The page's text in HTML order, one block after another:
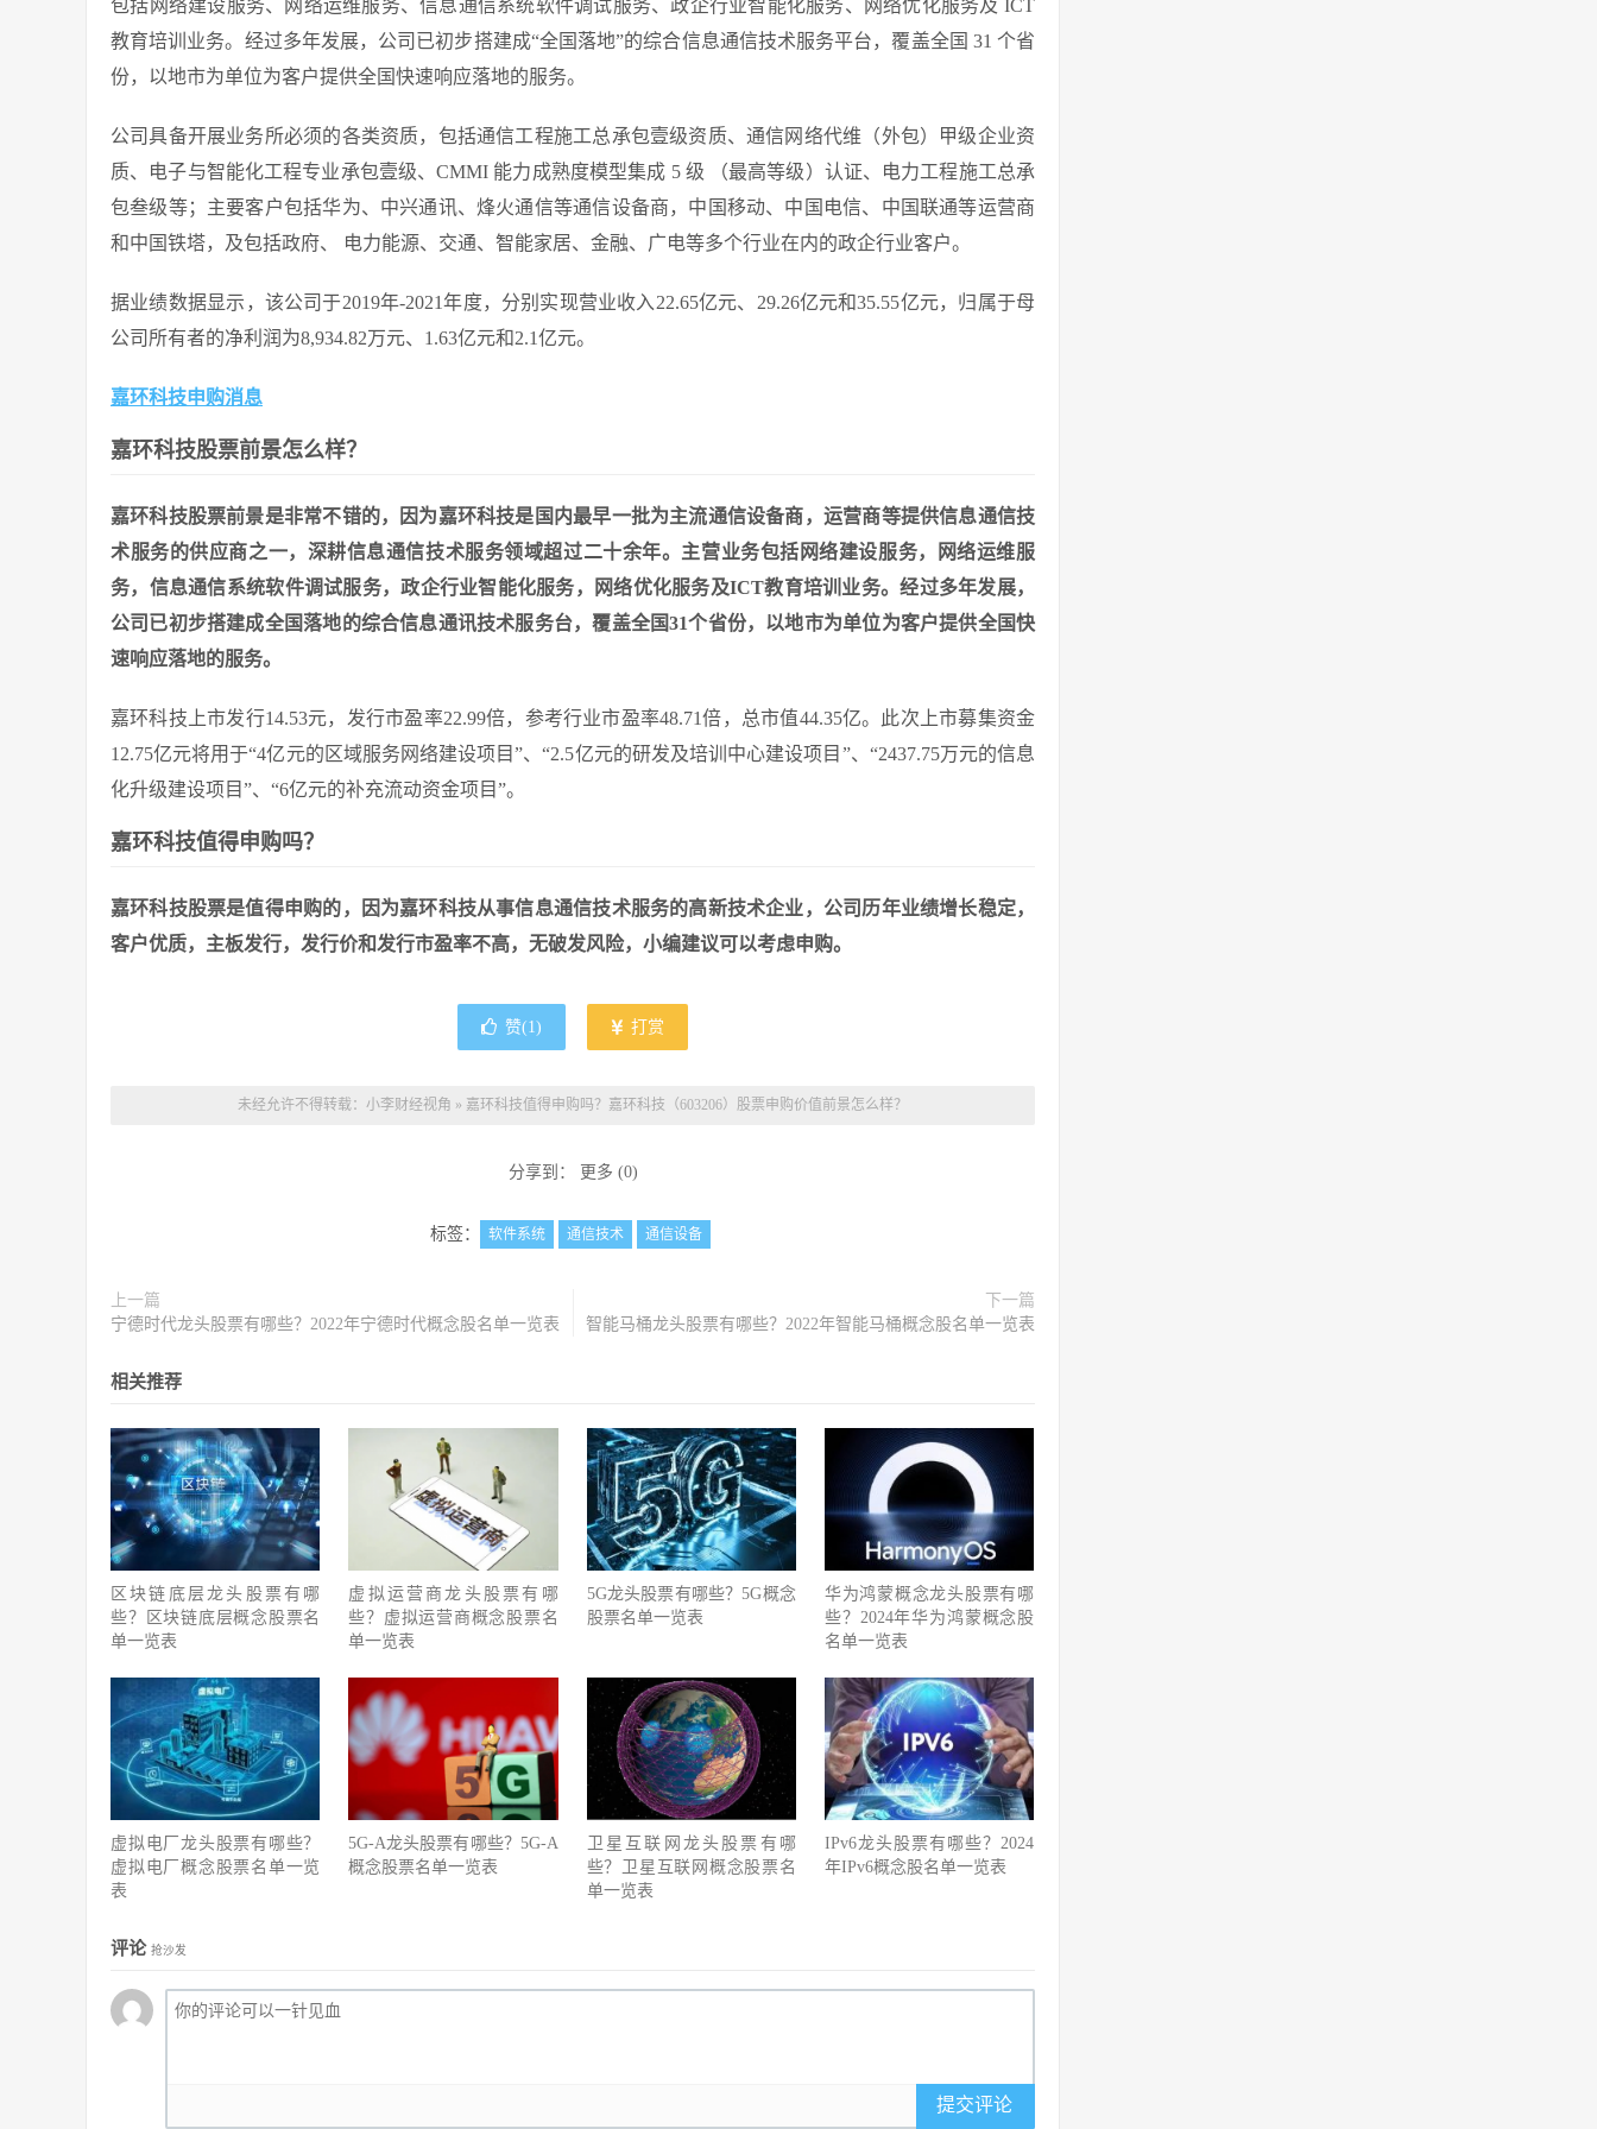
包括网络建设服务、网络运维服务、信息通信系统软件调试服务、政企行业智能化服务、网络优化服务及 ICT
教育培训业务。经过多年发展，公司已初步搭建成“全国落地”的综合信息通信技术服务平台，覆盖全国 31 个省
份，以地市为单位为客户提供全国快速响应落地的服务。
公司具备开展业务所必须的各类资质，包括通信工程施工总承包壹级资质、通信网络代维（外包）甲级企业资
质、电子与智能化工程专业承包壹级、CMMI 能力成熟度模型集成 5 级 （最高等级）认证、电力工程施工总承
包叁级等；主要客户包括华为、中兴通讯、烽火通信等通信设备商，中国移动、中国电信、中国联通等运营商
和中国铁塔，及包括政府、 电力能源、交通、智能家居、金融、广电等多个行业在内的政企行业客户。
据业绩数据显示，该公司于2019年-2021年度，分别实现营业收入22.65亿元、29.26亿元和35.55亿元，归属于母
公司所有者的净利润为8,934.82万元、1.63亿元和2.1亿元。
嘉环科技申购消息
嘉环科技股票前景怎么样？
嘉环科技股票前景是非常不错的，因为嘉环科技是国内最早一批为主流通信设备商，运营商等提供信息通信技
术服务的供应商之一，深耕信息通信技术服务领域超过二十余年。主营业务包括网络建设服务，网络运维服
务，信息通信系统软件调试服务，政企行业智能化服务，网络优化服务及ICT教育培训业务。经过多年发展，
公司已初步搭建成全国落地的综合信息通讯技术服务台，覆盖全国31个省份，以地市为单位为客户提供全国快
速响应落地的服务。
嘉环科技上市发行14.53元，发行市盈率22.99倍，参考行业市盈率48.71倍，总市值44.35亿。此次上市募集资金
12.75亿元将用于“4亿元的区域服务网络建设项目”、“2.5亿元的研发及培训中心建设项目”、“2437.75万元的信息
化升级建设项目”、“6亿元的补充流动资金项目”。
嘉环科技值得申购吗？
嘉环科技股票是值得申购的，因为嘉环科技从事信息通信技术服务的高新技术企业，公司历年业绩增长稳定，
客户优质，主板发行，发行价和发行市盈率不高，无破发风险，小编建议可以考虑申购。
赞(1) 打赏
未经允许不得转载： 小李财经视角 » 嘉环科技值得申购吗？嘉环科技（603206）股票申购价值前景怎么样？
分享到： 更多 (0)
标签： 软件系统 通信技术 通信设备
上一篇
宁德时代龙头股票有哪些？2022年宁德时代概念股名单一览表
下一篇
智能马桶龙头股票有哪些？2022年智能马桶概念股名单一览表
相关推荐
区块链底层龙头股票有哪
些？区块链底层概念股票名
单一览表
虚拟运营商龙头股票有哪
些？虚拟运营商概念股票名
单一览表
5G龙头股票有哪些？5G概念
股票名单一览表
华为鸿蒙概念龙头股票有哪
些？2024年华为鸿蒙概念股
名单一览表
虚拟电厂龙头股票有哪些？
虚拟电厂概念股票名单一览
表
5G-A龙头股票有哪些？5G-A
概念股票名单一览表
卫星互联网龙头股票有哪
些？卫星互联网概念股票名
单一览表
IPv6龙头股票有哪些？2024
年IPv6概念股名单一览表
评论 抢沙发
提交评论